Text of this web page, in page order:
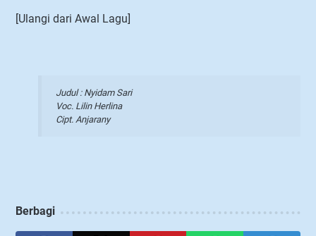
[Ulangi dari Awal Lagu]
Judul : Nyidam Sari
Voc. Lilin Herlina
Cipt. Anjarany
Berbagi